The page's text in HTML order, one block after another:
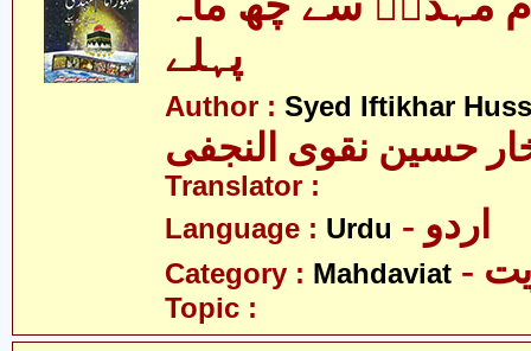
پہلے
Author : Syed Iftikhar
حسین نقوی النجفی
Translator :
Language : Urdu - اردو
Category : Mahdaviat
Topic :